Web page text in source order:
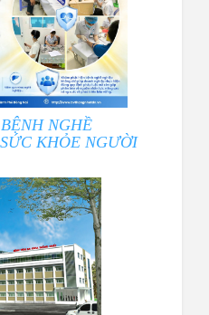
NGHỀ
KHỎE NGƯỜI